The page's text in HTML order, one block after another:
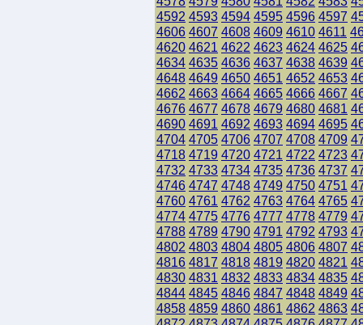
4592 4593 4594 4595 4596 4597
4606 4607 4608 4609 4610 4611
4620 4621 4622 4623 4624 4625
4634 4635 4636 4637 4638 4639
4648 4649 4650 4651 4652 4653
4662 4663 4664 4665 4666 4667
4676 4677 4678 4679 4680 4681
4690 4691 4692 4693 4694 4695
4704 4705 4706 4707 4708 4709
4718 4719 4720 4721 4722 4723
4732 4733 4734 4735 4736 4737
4746 4747 4748 4749 4750 4751
4760 4761 4762 4763 4764 4765
4774 4775 4776 4777 4778 4779
4788 4789 4790 4791 4792 4793
4802 4803 4804 4805 4806 4807
4816 4817 4818 4819 4820 4821
4830 4831 4832 4833 4834 4835
4844 4845 4846 4847 4848 4849
4858 4859 4860 4861 4862 4863